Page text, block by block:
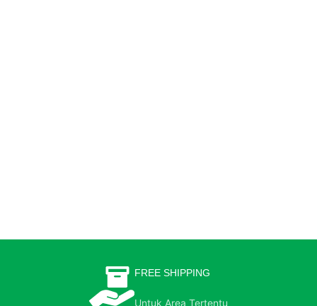
FREE SHIPPING
Untuk Area Tertentu